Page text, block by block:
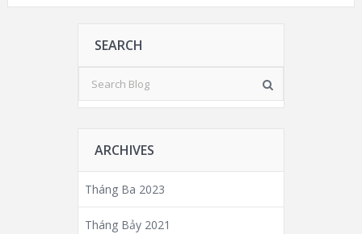
SEARCH
ARCHIVES
Tháng Ba 2023
Tháng Bảy 2021